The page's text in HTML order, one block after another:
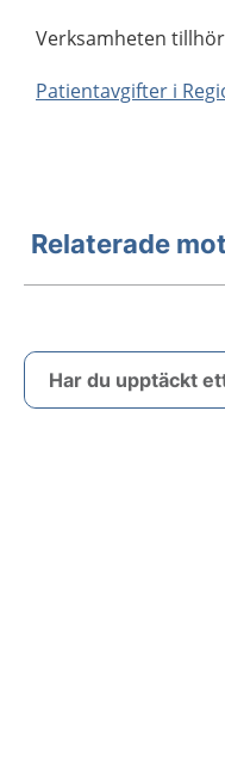
Verksamheten
Patientavgifter i
Relaterade
Har du upptäckt